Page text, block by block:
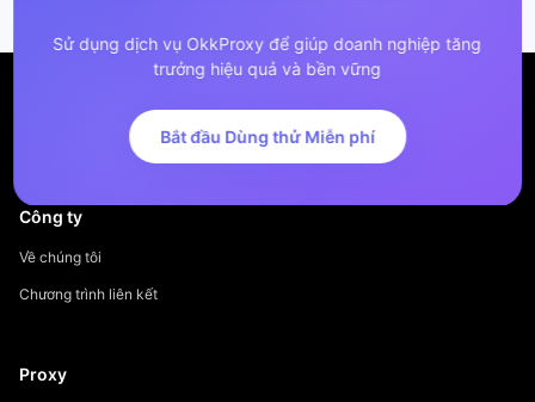
Sử dụng dịch vụ OkkProxy để giúp doanh nghiệp tăng
trưởng hiệu quả và bền vững
Bắt đầu Dùng thử Miễn phí
Công ty
Về chúng tôi
Chương trình liên kết
Proxy